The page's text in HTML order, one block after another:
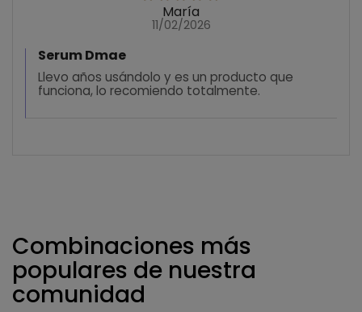
María
11/02/2026
Serum Dmae
Llevo años usándolo y es un producto que
funciona, lo recomiendo totalmente.
Combinaciones más
populares de nuestra
comunidad